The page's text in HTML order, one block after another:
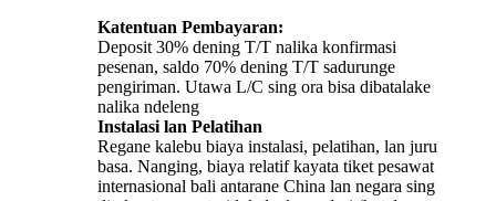
Katentuan Pembayaran:
Deposit 30% dening T/T nalika konfirmasi
pesenan, saldo 70% dening T/T sadurunge
pengiriman. Utawa L/C sing ora bisa dibatalake
nalika ndeleng
Instalasi lan Pelatihan
Regane kalebu biaya instalasi, pelatihan, lan juru
basa. Nanging, biaya relatif kayata tiket pesawat
internasional bali antarane China lan negara sing